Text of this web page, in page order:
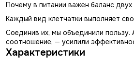
Почему в питании важен баланс двух
Каждый вид клетчатки выполняет
Соединив их, мы объединили пользу.
соотношение, — усилили
Характеристики